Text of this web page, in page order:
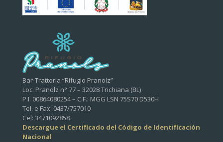
Bar-Trattoria “Rifugio Pranolz”
Loc. Pranolz n° 77 – 32028 Trichiana (BL)
P.I. 00864080254 – C.F.: MGG LSN 75S70 D530H
Tel. e Fax: 0437/757010
Cel: 3471092858
Descargue el Certificado del Código de Identificación
Nacional